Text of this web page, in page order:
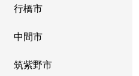
行橋市
中間市
筑紫野市